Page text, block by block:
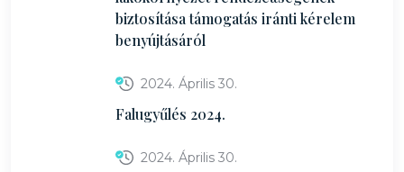
biztosítása támogatás iránti kérelem
benyújtásáról
2024. Április 30.
Falugyűlés 2024.
2024. Április 30.